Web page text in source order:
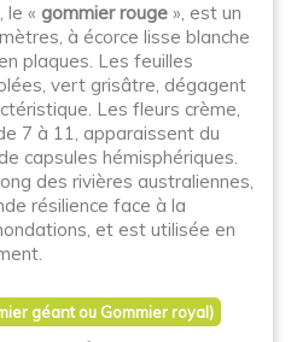
, le « gommier rouge », est un
à écorce lisse blanche
plaques. Les feuilles
vert grisâtre, dégagent
Les fleurs crème,
7 à 11, apparaissent du
capsules hémisphériques.
des rivières australiennes,
résilience face à la
et est utilisée en
géant ou Gommier royal)